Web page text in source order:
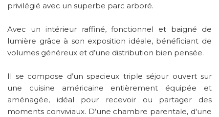
privilégié avec un superbe parc arboré.
Avec un intérieur raffiné, fonctionnel et baigné de
lumière grâce à son exposition idéale, bénéficiant de
volumes généreux et d’une distribution bien pensée.
Il se compose d’un spacieux triple séjour ouvert sur
une cuisine américaine entièrement équipée et
aménagée, idéal pour recevoir ou partager des
moments conviviaux. D’une chambre parentale, d'une